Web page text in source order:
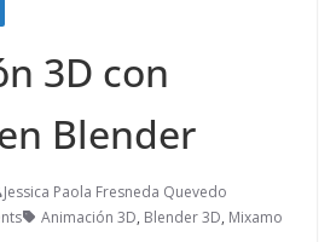
3D con
Blender
Jessica Paola Fresneda Quevedo
Animación 3D, Blender 3D, Mixamo